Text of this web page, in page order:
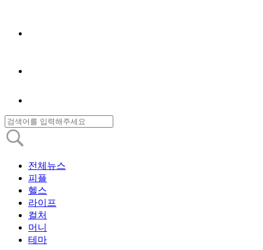
전체뉴스
피플
헬스
라이프
컬처
머니
테마